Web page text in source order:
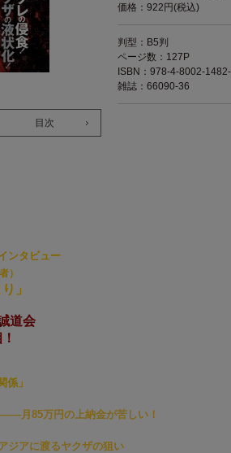
目次
価格：922円(税込)
判型：B5判
ページ数：127P
ISBN：978-4-8002-
雑誌：66090-36
ンタビュー
）
」
道会
係」
月85万円の上納金が苦しい！
ジアに渡るヤクザの狙い